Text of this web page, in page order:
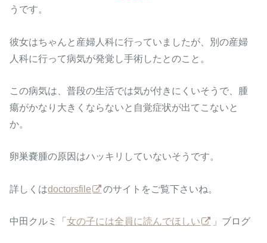
うです。
彼女はちゃんと産婦人科に行っていましたが、別の産婦
人科に行って病気が発覚し手術したとのこと。
この病気は、普段の生活では気が付きにくいそうで、腫
瘍がかなり大きくならないと自覚症状が出てこないと
か。
卵巣嚢腫の原因はハッキリしていないそうです。
詳しくはdoctorsfile のサイトをご覧下さいね。
中田クルミ「女の子には全員に読んでほしい 」ブログ